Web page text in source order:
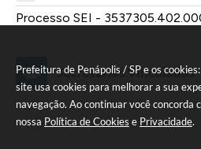
Prefeitura de Penápolis / SP e os
site usa cookies para melhorar a sua
navegação. Ao continuar você concorda
nossa Política de Cookies e Privacidade.
Processo SEI -
Secretarias Vinculadas